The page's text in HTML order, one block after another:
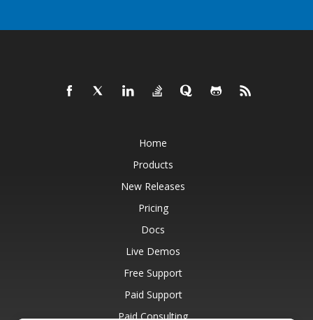
Home
Products
New Releases
Pricing
Docs
Live Demos
Free Support
Paid Support
Paid Consulting